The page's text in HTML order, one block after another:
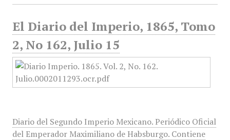
El Diario del Imperio, 1865, Tomo
2, No 162, Julio 15
Diario del Segundo Imperio Mexicano. Periódico Oficial
del Emperador Maximiliano de Habsburgo. Contiene